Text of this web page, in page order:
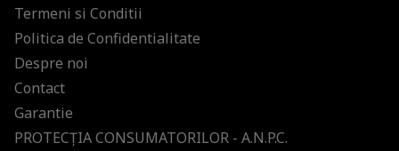
Termeni si Conditii
Politica de Confidentialitate
Despre noi
Contact
Garantie
PROTECŢIA CONSUMATORILOR - A.N.P.C.